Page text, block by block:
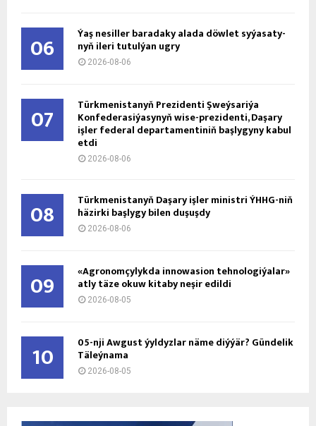
06 Ýaş ne­sil­ler ba­ra­da­ky ala­da döw­let sy­ýa­sa­ty­
nyň ile­ri tu­tul­ýan ug­ry
2026-08-06
07 Türkmenistanyň Prezidenti Şweýsariýa
Konfederasiýasynyň wise-prezidenti, Daşary
işler federal departamentiniň başlygyny kabul
etdi
2026-08-06
08 Türkmenistanyň Daşary işler ministri ÝHHG-niň
häzirki başlygy bilen duşuşdy
2026-08-06
09 «Agronomçylykda innowasion tehnologiýalar»
atly täze okuw kitaby neşir edildi
2026-08-05
10 05-nji Awgust ýyldyzlar näme diýýär? Gündelik
Täleýnama
2026-08-05